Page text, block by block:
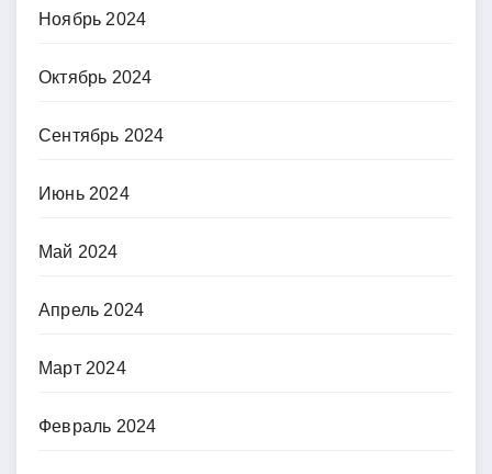
Ноябрь 2024
Октябрь 2024
Сентябрь 2024
Июнь 2024
Май 2024
Апрель 2024
Март 2024
Февраль 2024